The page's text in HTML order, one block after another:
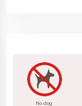
No dog